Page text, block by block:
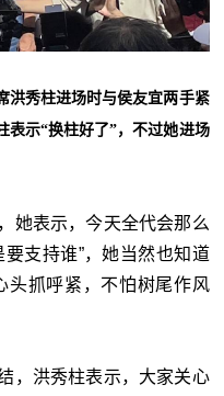
洪秀柱进场时与侯友宜两手紧
表示“换柱好了”，不过她进场
她表示，今天全代会那么
支持谁”，她当然也知道
头抓呼紧，不怕树尾作风
，洪秀柱表示，大家关心